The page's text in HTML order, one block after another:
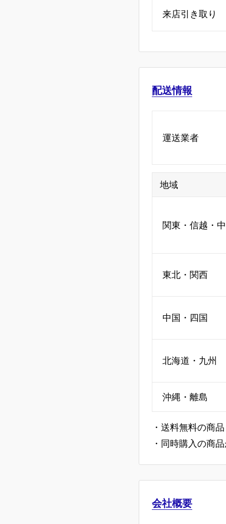
来店引き取り
配送情報
運送業者
地域
関東・信越・
東北・関西
中国・四国
北海道・九州
沖縄・離島
・送料無料の商
・同時購入の商
会社概要